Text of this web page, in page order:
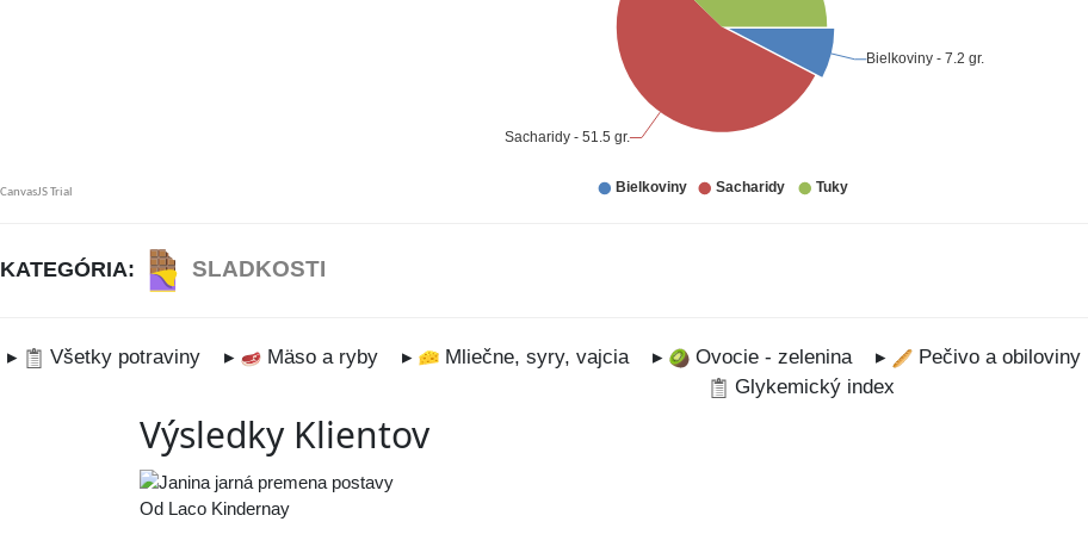
KATEGÓRIA: SLADKOSTI
▸ Všetky potraviny ▸ Mäso a ryby ▸ Mliečne, syry, vajcia ▸ Ovocie - zelenina ▸ Pečivo a obiloviny
Glykemický index
Výsledky Klientov
Od Laco Kindernay